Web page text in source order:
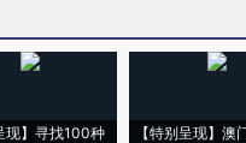
现】寻找100种 【特别呈现】澳